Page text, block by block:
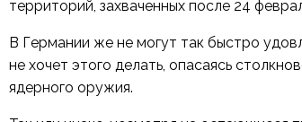
территорий, захваченных после 24
В Германии же не могут так быстро
не хочет этого делать, опасаясь
ядерного оружия.